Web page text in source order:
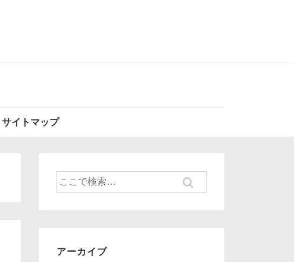
サイトマップ
検
索
アーカイブ